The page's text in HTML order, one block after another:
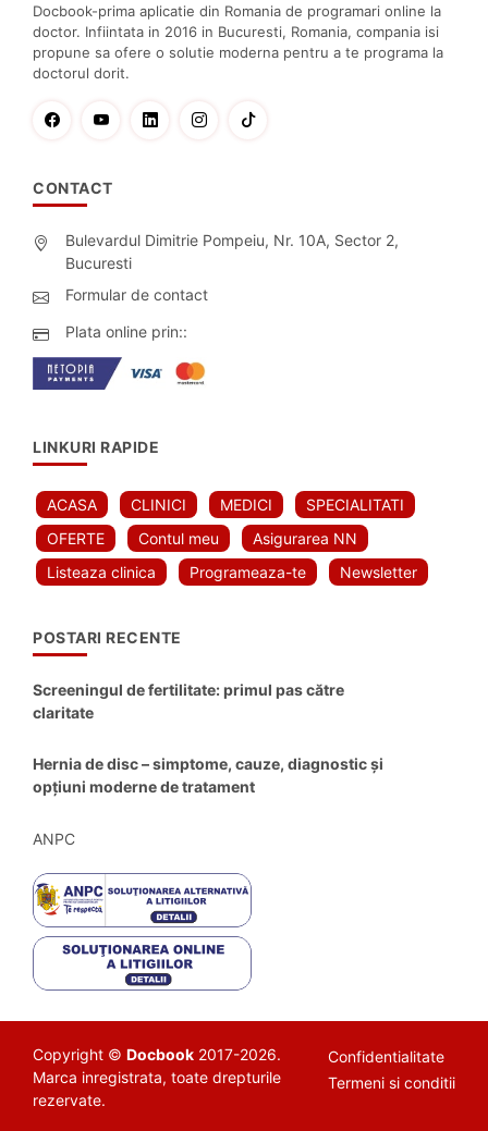
Docbook-prima aplicatie din Romania de programari online la
doctor. Infiintata in 2016 in Bucuresti, Romania, compania isi
propune sa ofere o solutie moderna pentru a te programa la
doctorul dorit.
CONTACT
Bulevardul Dimitrie Pompeiu, Nr. 10A, Sector 2,
Bucuresti
Formular de contact
Plata online prin::
LINKURI RAPIDE
ACASA CLINICI MEDICI
SPECIALITATI
OFERTE
Contul meu
Asigurarea NN
Listeaza clinica
Programeaza-te Newsletter
POSTARI RECENTE
Screeningul de fertilitate: primul pas către
claritate
Hernia de disc – simptome, cauze, diagnostic și
opțiuni moderne de tratament
ANPC
Copyright © Docbook 2017-2026.
Marca inregistrata, toate drepturile
rezervate.
Confidentialitate
Termeni si conditii